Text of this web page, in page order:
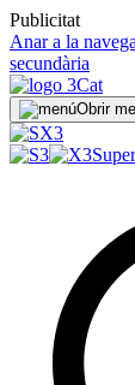
Publicitat
Anar a la
secundària
Obrir